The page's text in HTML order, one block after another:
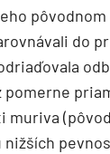
do
pomerne
muriva
nižších